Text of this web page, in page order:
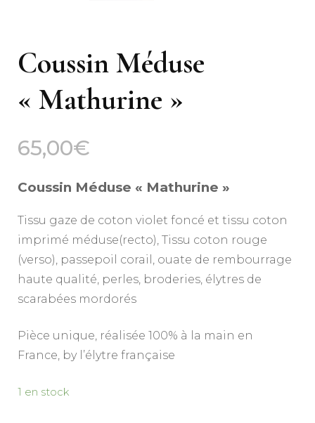
Coussin Méduse
« Mathurine »
65,00€
Coussin Méduse « Mathurine »
Tissu gaze de coton violet foncé et tissu coton
imprimé méduse(recto), Tissu coton rouge
(verso), passepoil corail, ouate de rembourrage
haute qualité, perles, broderies, élytres de
scarabées mordorés
Pièce unique, réalisée 100% à la main en
France, by l’élytre française
1 en stock